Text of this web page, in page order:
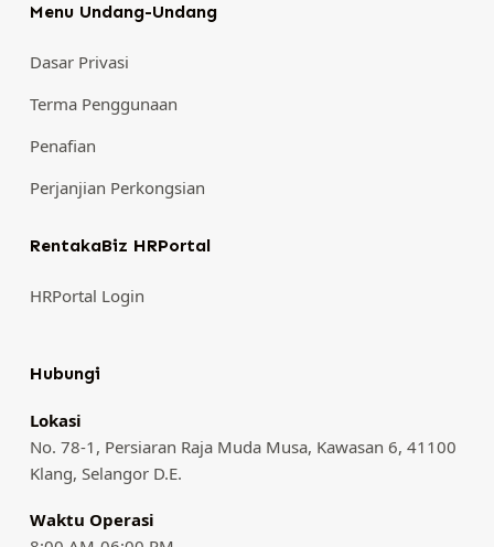
Menu Undang-Undang
Dasar Privasi
Terma Penggunaan
Penafian
Perjanjian Perkongsian
RentakaBiz HRPortal
HRPortal Login
Hubungi
Lokasi
No. 78-1, Persiaran Raja Muda Musa, Kawasan 6, 41100
Klang, Selangor D.E.
Waktu Operasi